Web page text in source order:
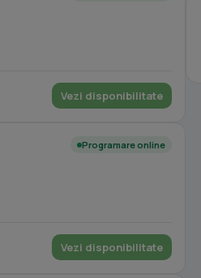
Vezi disponibilitate
Programare online
Vezi disponibilitate